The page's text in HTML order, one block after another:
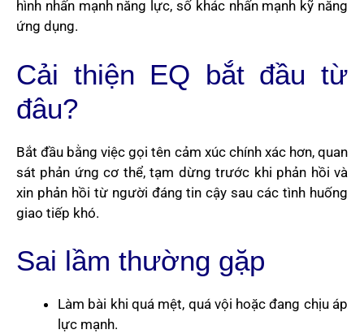
hình nhấn mạnh năng lực, số khác nhấn mạnh kỹ năng
ứng dụng.
Cải thiện EQ bắt đầu từ
đâu?
Bắt đầu bằng việc gọi tên cảm xúc chính xác hơn, quan
sát phản ứng cơ thể, tạm dừng trước khi phản hồi và
xin phản hồi từ người đáng tin cậy sau các tình huống
giao tiếp khó.
Sai lầm thường gặp
Làm bài khi quá mệt, quá vội hoặc đang chịu áp
lực mạnh.